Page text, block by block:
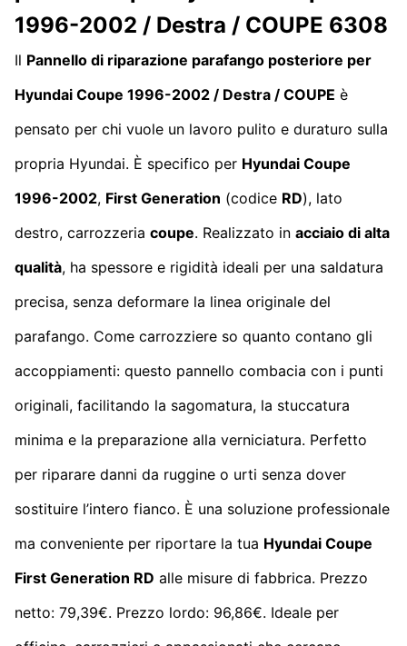
1996-2002 / Destra / COUPE 6308
Il Pannello di riparazione parafango posteriore per
Hyundai Coupe 1996-2002 / Destra / COUPE è
pensato per chi vuole un lavoro pulito e duraturo sulla
propria Hyundai. È specifico per Hyundai Coupe
1996-2002, First Generation (codice RD), lato
destro, carrozzeria coupe. Realizzato in acciaio di alta
qualità, ha spessore e rigidità ideali per una saldatura
precisa, senza deformare la linea originale del
parafango. Come carrozziere so quanto contano gli
accoppiamenti: questo pannello combacia con i punti
originali, facilitando la sagomatura, la stuccatura
minima e la preparazione alla verniciatura. Perfetto
per riparare danni da ruggine o urti senza dover
sostituire l’intero fianco. È una soluzione professionale
ma conveniente per riportare la tua Hyundai Coupe
First Generation RD alle misure di fabbrica. Prezzo
netto: 79,39€. Prezzo lordo: 96,86€. Ideale per